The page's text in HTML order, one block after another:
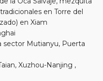
en Torre del
en Xiam
sector Mutianyu, Puerta
Xuzhou-Nanjing ,